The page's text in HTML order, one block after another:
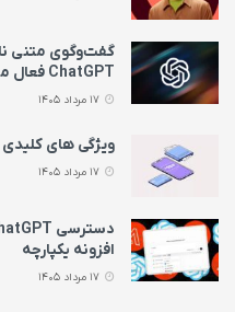
گفت‌وگوی متنی
ChatGPT فعال می شود
ویژگی های کلیدی
افزونه یکپارچه